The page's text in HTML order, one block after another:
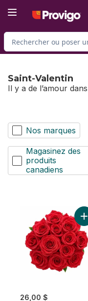
Rechercher des produits
Saint-Valentin
Il y a de l’amour dans
Nos marques
Magasinez des
produits
canadiens
26,00 $